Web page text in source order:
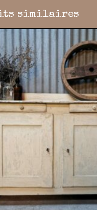
similaires